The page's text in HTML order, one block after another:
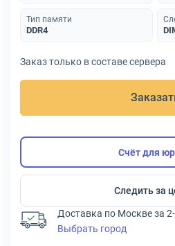
Тип памяти
DDR4
Заказ только в составе сервера
Счёт для
Следить за
Доставка по Москве за
Выбрать город